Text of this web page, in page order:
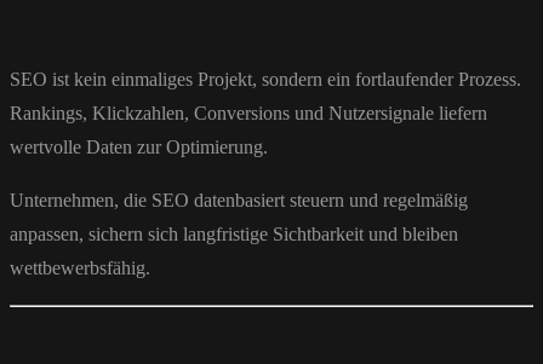
SEO ist kein einmaliges Projekt, sondern ein fortlaufender Prozess.
Rankings, Klickzahlen, Conversions und Nutzersignale liefern
wertvolle Daten zur Optimierung.
Unternehmen, die SEO datenbasiert steuern und regelmäßig
anpassen, sichern sich langfristige Sichtbarkeit und bleiben
wettbewerbsfähig.